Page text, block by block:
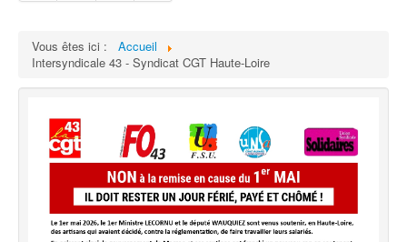
Vous êtes ici :
Accueil
Intersyndicale 43 - Syndicat CGT Haute-Loire